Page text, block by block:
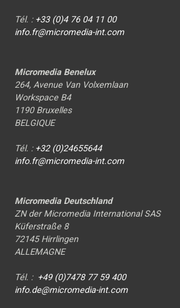
Tél. : +33 (0)4 76 04 11 00
info.fr@micromedia-int.com
Micromedia Benelux
264, Avenue Van Volxemlaan
Workspace B4
1190 Bruxelles
BELGIQUE
Tél. : +32 (0)24655644
info.fr@micromedia-int.com
Micromedia Deutschland
ZN der Micromedia International SAS
Küferstraße 8
72145 Hirrlingen
ALLEMAGNE
Tél. : +49 (0)7478 77 59 400
info.de@micromedia-int.com